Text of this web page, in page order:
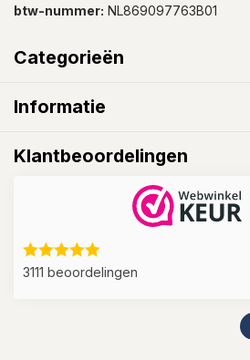
btw-nummer: NL869097763B01
Categorieën
Informatie
Klantbeoordelingen
3111 beoordelingen